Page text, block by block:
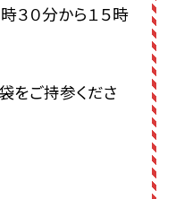
３０分から１５時
をご持参くださ